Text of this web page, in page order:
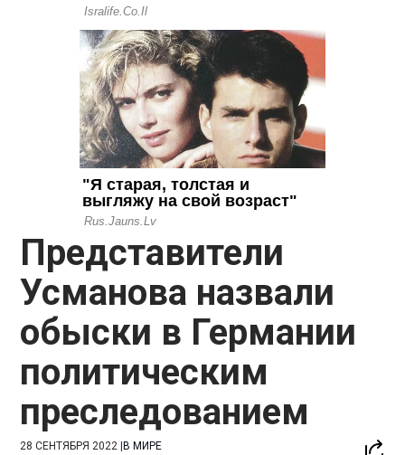
Представители
Усманова назвали
обыски в Германии
политическим
преследованием
28 СЕНТЯБРЯ 2022 |В МИРЕ